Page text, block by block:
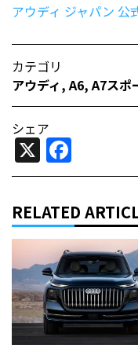
アウディ ジャパン 公
カテゴリ
アウディ,A6,A7スポ
シェア
X
RELATED